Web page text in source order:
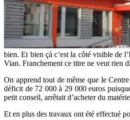
bien. Et bien çà c’est la côté visible de
Vian. Franchement ce titre ne veut rien
On apprend tout de même que le
déficit de 72 000 à 29 000 euros
petit conseil, arrêtait d’acheter du
Et en plus des travaux ont été effectué